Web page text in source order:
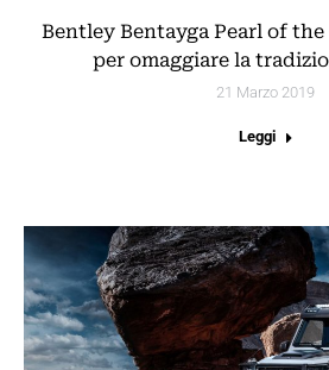
Bentley Bentayga Pearl of
per omaggiare la
21 Marzo 2019
Leggi